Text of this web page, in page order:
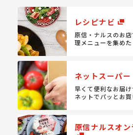
レシピナビ
原信・ナルスのお店
理メニューを集め
ネットスーパー
早くて便利なお届け
ネットでパッとお
原信ナルスオ